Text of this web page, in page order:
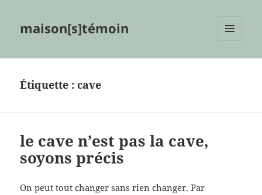
maison[s]témoin
Étiquette :cave
le cave n’est pas la cave,
soyons précis
On peut tout changer sans rien changer. Par